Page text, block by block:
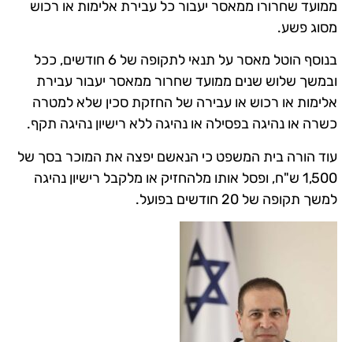
ממועד שחרורו ממאסר יעבור כל עבירת אלימות או רכוש
מסוג פשע.
בנוסף הוטל מאסר על תנאי לתקופה של 6 חודשים, ככל
ובמשך שלוש שנים ממועד שחרור ממאסר יעבור עבירת
אלימות או רכוש או עבירה של החזקת סכין שלא למטרה
כשרה או נהיגה בפסילה או נהיגה ללא רישיון נהיגה תקף.
עוד הורה בית המשפט כי הנאשם יפצה את המוכר בסך של
1,500 ש"ח, ופסל אותו מלהחזיק או מלקבל רישיון נהיגה
למשך תקופה של 20 חודשים בפועל.